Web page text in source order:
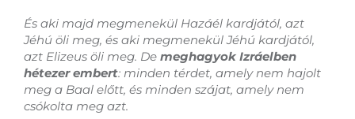
És aki majd megmenekül Hazáél kardjától, azt
Jéhú öli meg, és aki megmenekül Jéhú kardjától,
azt Elizeus öli meg. De meghagyok Izráelben
hétezer embert: minden térdet, amely nem hajolt
meg a Baal előtt, és minden szájat, amely nem
csókolta meg azt.